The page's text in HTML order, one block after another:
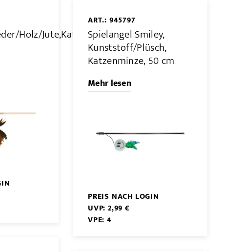
Holz/Jute,Katzenminze,
ART.: 945797
Spielangel Smiley,
Kunststoff/Plüsch,
Katzenminze, 50 cm
Mehr lesen
PREIS NACH LOGIN
UVP: 2,99 €
VPE: 4